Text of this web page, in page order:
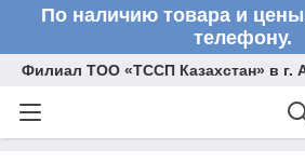
По наличию товара и
телефону.
Филиал ТОО «ТССП Казахстан» в г.